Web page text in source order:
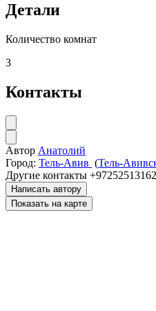
Детали
Количество комнат
3
Контакты
Автор Анатолий
Город: Тель-Авив (Тель-
Другие контакты
Написать автору
Показать на карте